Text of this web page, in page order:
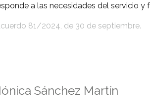
a las necesidades del servicio
81/2024, de 30 de septiembre.
Sánchez Martín